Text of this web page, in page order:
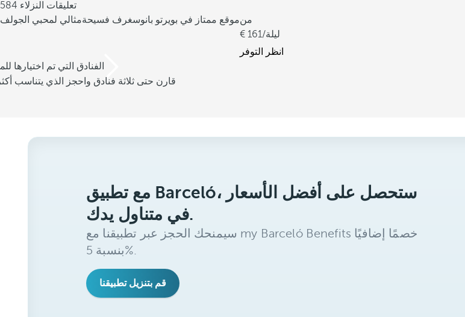
584 تعليقات النزلاء
موقع ممتاز في بويرتو بانوسغرف فسيحةمثالي لمحبي الجولف
من
161 /ليلة
انظر التوفر
/3 الفنادق التي تم اختيارها
قارن حتى ثلاثة فنادق واحجز الذي يتناسب
مع تطبيق Barceló، ستحصل على أفضل الأسعار
في متناول يدك.
سيمنحك الحجز عبر تطبيقنا مع my Barceló Benefits خصمًا إضافيًا
بنسبة 5%.
قم بتنزيل تطبيقنا